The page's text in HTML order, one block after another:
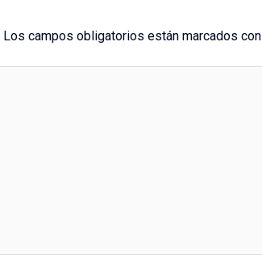
Los campos obligatorios están marcados con